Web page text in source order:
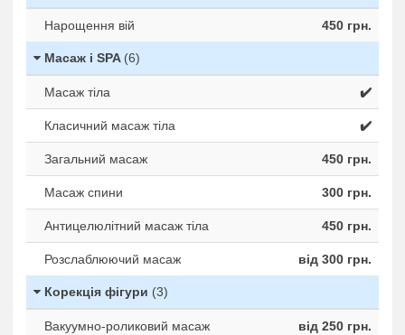
Нарощення вій 450 грн.
Масаж і SPA (6)
Масаж тіла ✔️
Класичний масаж тіла ✔️
Загальний масаж 450 грн.
Масаж спини 300 грн.
Антицелюлітний масаж тіла 450 грн.
Розслаблюючий масаж від 300 грн.
Корекція фігури (3)
Вакуумно-роликовий масаж від 250 грн.